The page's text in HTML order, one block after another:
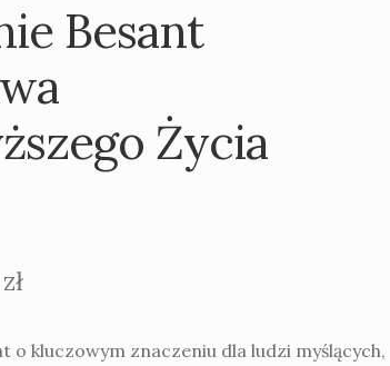
Besant
Życia
zł
o kluczowym znaczeniu dla ludzi myślących,